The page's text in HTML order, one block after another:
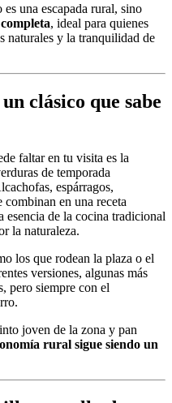
una escapada rural, sino
, ideal para quienes
naturales y la tranquilidad de
clásico que sabe
faltar en tu visita es la
de temporada
espárragos,
combinan en una receta
esencia de la cocina tradicional
la naturaleza.
los que rodean la plaza o el
versiones, algunas más
pero siempre con el
joven de la zona y pan
rural sigue siendo un